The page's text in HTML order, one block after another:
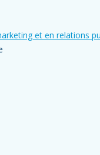
et en relations